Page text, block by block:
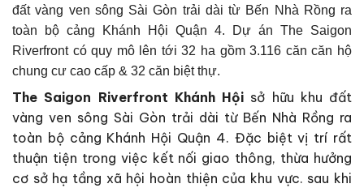
đất vàng ven sông Sài Gòn trải dài từ Bến Nhà Rồng ra
toàn bộ cảng Khánh Hội Quận 4. Dự án The Saigon
Riverfront có quy mô lên tới 32 ha gồm 3.116 căn căn hộ
chung cư cao cấp & 32 căn biệt thự.
The Saigon Riverfront Khánh Hội sở hữu khu đất
vàng ven sông Sài Gòn trải dài từ Bến Nhà Rồng ra
toàn bộ cảng Khánh Hội Quận 4. Đặc biệt vị trí rất
thuận tiện trong việc kết nối giao thông, thừa hưởng
cơ sở hạ tầng xã hội hoàn thiện của khu vực. sau khi